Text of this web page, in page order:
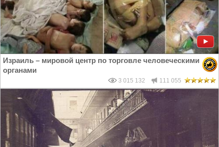
Израиль – мировой центр по торговле человеческими
органами
3 015 132 111 055